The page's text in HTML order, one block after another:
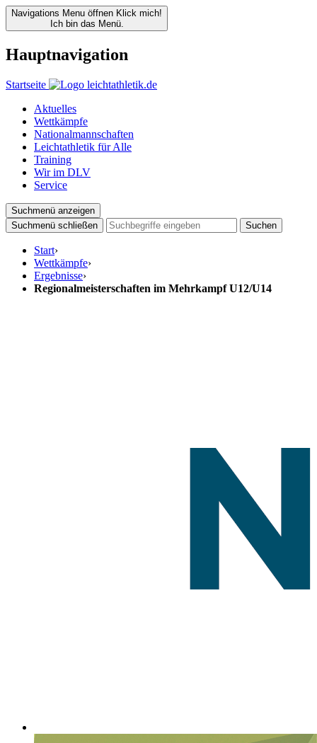
Navigations Menu öffnen Klick mich!
Ich bin das Menü.
Hauptnavigation
Startseite
Aktuelles
Wettkämpfe
Nationalmannschaften
Leichtathletik für Alle
Training
Wir im DLV
Service
Suchmenü anzeigen
Suchmenü schließen
Suchen
Start›
Wettkämpfe›
Ergebnisse›
Regionalmeisterschaften im Mehrkampf U12/U14